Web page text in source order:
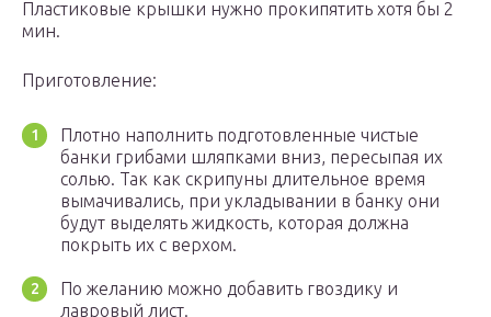
Пластиковые крышки нужно прокипятить хотя бы 2
мин.
Приготовление:
Плотно наполнить подготовленные чистые
банки грибами шляпками вниз, пересыпая их
солью. Так как скрипуны длительное время
вымачивались, при укладывании в банку они
будут выделять жидкость, которая должна
покрыть их с верхом.
По желанию можно добавить гвоздику и
лавровый лист.